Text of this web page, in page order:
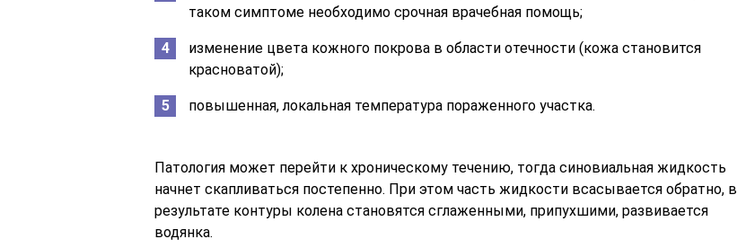
таком симптоме необходимо срочная врачебная помощь;
изменение цвета кожного покрова в области отечности (кожа становится
красноватой);
повышенная, локальная температура пораженного участка.
Патология может перейти к хроническому течению, тогда синовиальная жидкость
начнет скапливаться постепенно. При этом часть жидкости всасывается обратно, в
результате контуры колена становятся сглаженными, припухшими, развивается
водянка.